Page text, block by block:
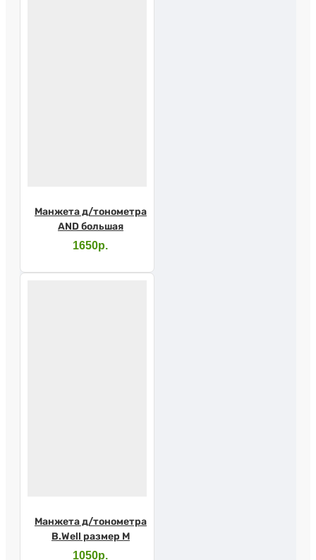
Манжета д/тонометра
AND большая
1650р.
Манжета д/тонометра
B.Well размер M
1050р.